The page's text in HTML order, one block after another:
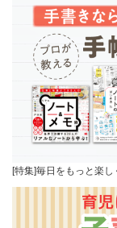
[特集]毎日をもっと楽